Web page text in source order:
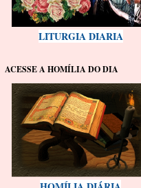
LITURGIA DIARIA
ACESSE A HOMÍLIA DO DIA